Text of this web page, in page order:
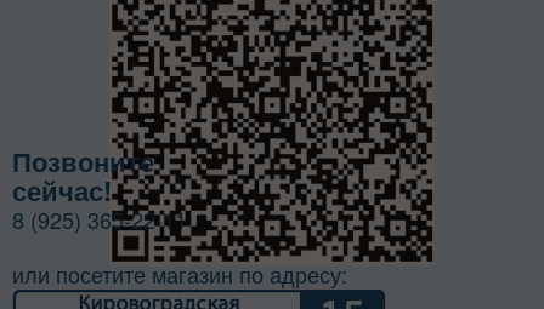
Позвоните
сейчас!
8 (925) 365-22-11
или посетите магазин по адресу: